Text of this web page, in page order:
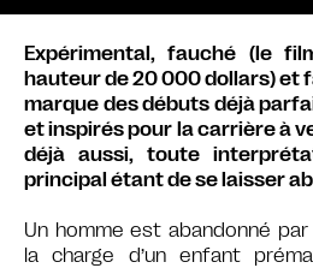
Expérimental, fauché (le
hauteur de 20 000 dollars) et
marque des débuts déjà
et inspirés pour la carrière à
déjà aussi, toute
principal étant de se laisser
Un homme est abandonné
la charge d’un enfant